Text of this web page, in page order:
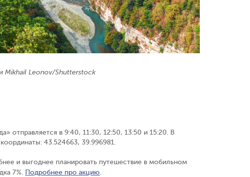
Mikhail Leonov/Shutterstock
» отправляется в 9:40, 11:30, 12:50, 13:50 и 15:20. В
43.524663, 39.996981.
и выгоднее планировать путешествие в мобильном
7%. Подробнее про акцию.